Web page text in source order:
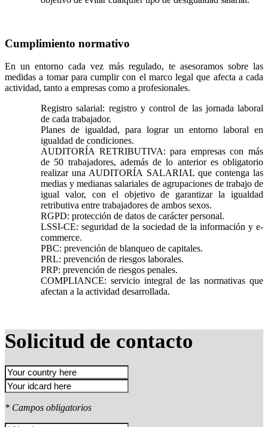
Cumplimiento normativo
En un entorno cada vez más regulado, te asesoramos sobre las
medidas a tomar para cumplir con el marco legal que afecta a cada
actividad, tanto a empresas como a profesionales.
Registro salarial: registro y control de las jornada laboral
de cada trabajador.
Planes de igualdad, para lograr un entorno laboral en
igualdad de condiciones.
AUDITORÍA RETRIBUTIVA: para empresas con más
de 50 trabajadores, además de lo anterior es obligatorio
realizar una AUDITORÍA SALARIAL que contenga las
medias y medianas salariales de agrupaciones de trabajo de
igual valor, con el objetivo de garantizar la igualdad
retributiva entre trabajadores de ambos sexos.
RGPD: protección de datos de carácter personal.
LSSI-CE: seguridad de la sociedad de la información y e-
commerce.
PBC: prevención de blanqueo de capitales.
PRL: prevención de riesgos laborales.
PRP: prevención de riesgos penales.
COMPLIANCE: servicio integral de las normativas que
afectan a la actividad desarrollada.
Solicitud de contacto
* Campos obligatorios